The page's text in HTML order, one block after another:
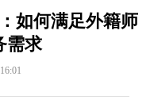
如何满足外籍师
需求